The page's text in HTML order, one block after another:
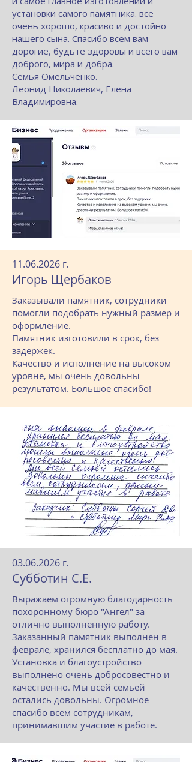
11.06.2026 г.
Игорь Щербаков
Заказывали памятник, сотрудники
помогли подобрать нужный размер и
оформление.
Памятник изготовили в срок, без
задержек.
Качество и исполнение на высоком
уровне, мы очень довольны
результатом. Большое спасибо!
установки самого памятника. всё
очень хорошо, красиво и достойно
нашего сына. Спасибо всем вам
дорогие, будьте здоровы и всего вам
доброго, мира и добра.
Семья Омельченко.
Леонид Николаевич, Елена
Владимировна.
03.06.2026 г.
Субботин С.Е.
Выражаем огромную благодарность
похоронному бюро "Ангел" за
отлично выполненную работу.
Заказанный памятник выполнен в
феврале, хранился бесплатно до мая.
Установка и благоустройство
выполнено очень добросовестно и
качественно. Мы всей семьей
остались довольны. Огромное
спасибо всем сотрудникам,
принимавшим участие в работе.